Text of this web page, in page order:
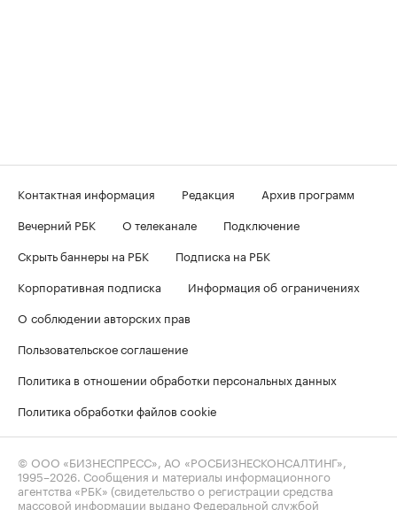
Контактная информация Редакция
Архив программ
Вечерний РБК
О телеканале
Подключение
Скрыть баннеры на РБК
Подписка на РБК
Корпоративная подписка
Информация об ограничениях
О соблюдении авторских прав
Пользовательское соглашение
Политика в отношении обработки персональных данных
Политика обработки файлов cookie
© ООО «БИЗНЕСПРЕСС», АО «РОСБИЗНЕСКОНСАЛТИНГ»,
1995–2026. Сообщения и материалы информационного
агентства «РБК» (свидетельство о регистрации средства
массовой информации выдано Федеральной службой